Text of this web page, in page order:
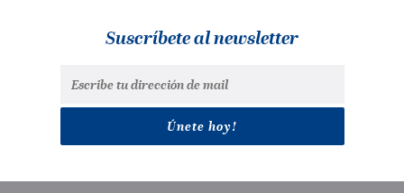
Suscríbete al newsletter